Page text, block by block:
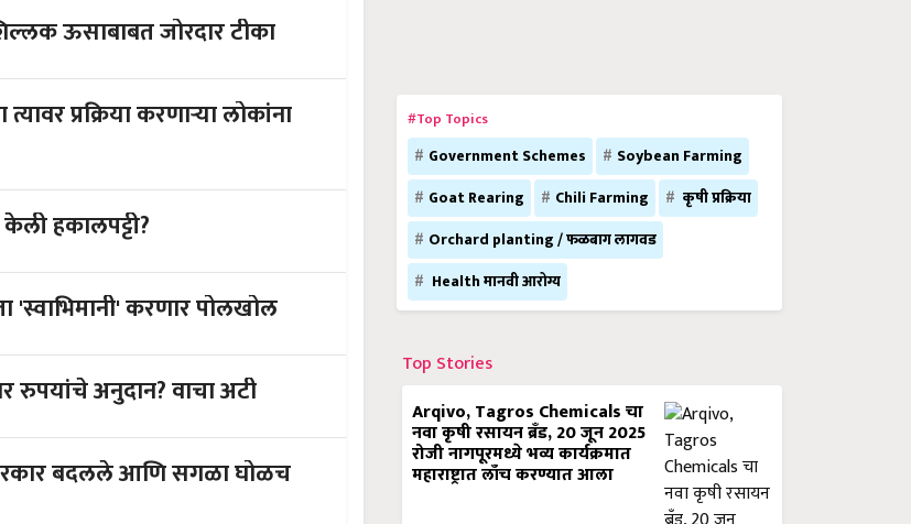
ऊसाबाबत जोरदार टीका
प्रक्रिया करणाऱ्या लोकांना
हकालपट्टी?
करणार पोलखोल
रुपयांचे अनुदान? वाचा अटी
बदलले आणि सगळा घोळच
#Top Topics
Government Schemes
Soybean Farming
Goat Rearing
Chili Farming
कृषी प्रक्रिया
Orchard planting / फळबाग लागवड
Health मानवी आरोग्य
Top Stories
Arqivo, Tagros Chemicals चा
नवा कृषी रसायन ब्रँड, 20 जून 2025
रोजी नागपूरमध्ये भव्य कार्यक्रमात
महाराष्ट्रात लाँच करण्यात आला